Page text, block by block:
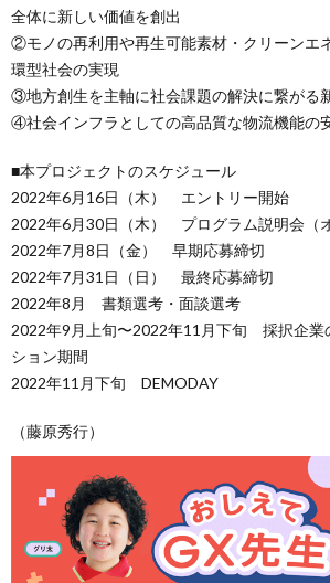
全体に新しい価値を創出
②モノの再利用や再生可能素材・クリーンエ
環型社会の実現
③地方創生を主軸に社会課題の解決に繋がる
④社会インフラとしての高品質な物流機能の
■本プロジェクトのスケジュール
2022年6月16日（木） エントリー開始
2022年6月30日（木） プログラム説明会（
2022年7月8日（金） 早期応募締切
2022年7月31日（日） 最終応募締切
2022年8月 書類選考・面談選考
2022年9月上旬〜2022年11月下旬 採択企業
ション期間
2022年11月下旬 DEMODAY
（藤原秀行）